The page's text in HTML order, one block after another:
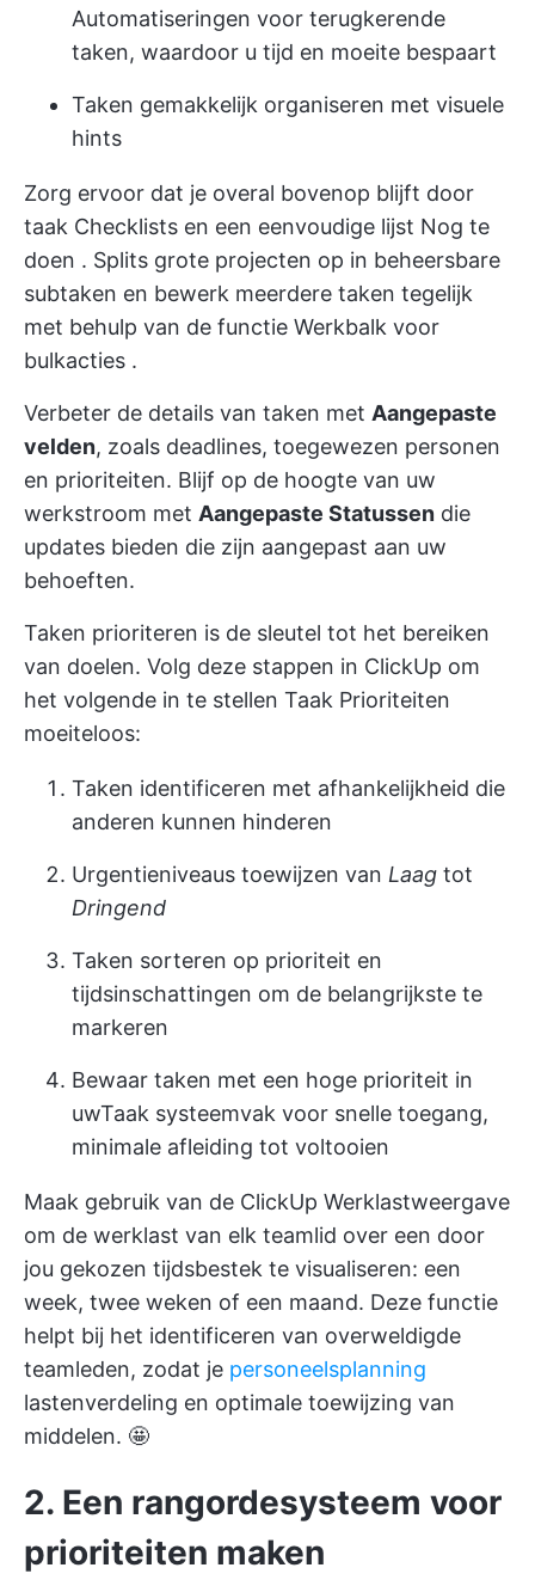
Automatiseringen voor terugkerende
taken, waardoor u tijd en moeite bespaart
Taken gemakkelijk organiseren met visuele
hints
Zorg ervoor dat je overal bovenop blijft door
taak Checklists en een eenvoudige lijst Nog te
doen . Splits grote projecten op in beheersbare
subtaken en bewerk meerdere taken tegelijk
met behulp van de functie Werkbalk voor
bulkacties .
Verbeter de details van taken met Aangepaste
velden, zoals deadlines, toegewezen personen
en prioriteiten. Blijf op de hoogte van uw
werkstroom met Aangepaste Statussen die
updates bieden die zijn aangepast aan uw
behoeften.
Taken prioriteren is de sleutel tot het bereiken
van doelen. Volg deze stappen in ClickUp om
het volgende in te stellen Taak Prioriteiten
moeiteloos:
Taken identificeren met afhankelijkheid die
anderen kunnen hinderen
Urgentieniveaus toewijzen van Laag tot
Dringend
Taken sorteren op prioriteit en
tijdsinschattingen om de belangrijkste te
markeren
Bewaar taken met een hoge prioriteit in
uwTaak systeemvak voor snelle toegang,
minimale afleiding tot voltooien
Maak gebruik van de ClickUp Werklastweergave
om de werklast van elk teamlid over een door
jou gekozen tijdsbestek te visualiseren: een
week, twee weken of een maand. Deze functie
helpt bij het identificeren van overweldigde
teamleden, zodat je personeelsplanning
lastenverdeling en optimale toewijzing van
middelen. 🤩
2. Een rangordesysteem voor
prioriteiten maken